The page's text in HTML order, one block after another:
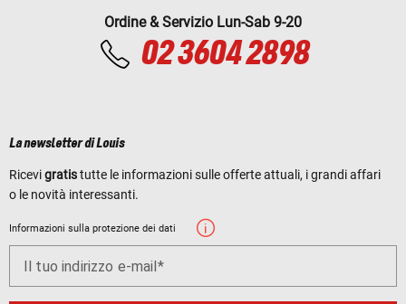
Ordine & Servizio Lun-Sab 9-20
02 3604 2898
La newsletter di Louis
Ricevigratistutte le informazioni sulle offerte attuali, i grandi affari
o le novità interessanti.
Informazioni sulla protezione dei dati
Il tuo indirizzo e-mail